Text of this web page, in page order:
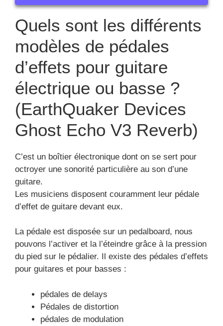
Quels sont les différents
modèles de pédales
d’effets pour guitare
électrique ou basse ?
(EarthQuaker Devices
Ghost Echo V3 Reverb)
C’est un boîtier électronique dont on se sert pour
octroyer une sonorité particulière au son d’une
guitare.
Les musiciens disposent couramment leur pédale
d’effet de guitare devant eux.
La pédale est disposée sur un pedalboard, nous
pouvons l’activer et la l’éteindre grâce à la pression
du pied sur le pédalier. Il existe des pédales d’effets
pour guitares et pour basses :
pédales de delays
Pédales de distortion
pédales de modulation